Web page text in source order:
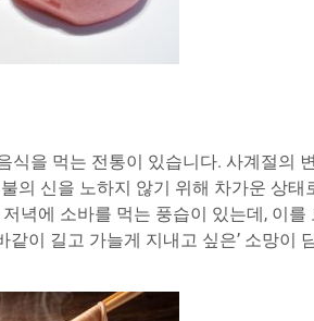
을 먹는 전통이 있습니다. 사계절의
의 신을 노하지 않기 위해 차가운 상
에 소바를 먹는 풍습이 있는데, 이를
이 길고 가늘게 지내고 싶은’ 소망이